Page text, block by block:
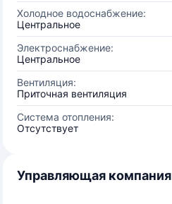
Холодное водоснабжение:
Центральное
Электроснабжение:
Центральное
Вентиляция:
Приточная вентиляция
Система отопления:
Отсутствует
Управляющая компания